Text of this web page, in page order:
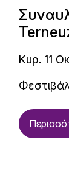
Κυρ. 11